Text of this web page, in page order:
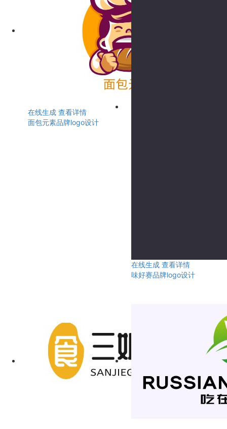
在线生成 查看详情
面包元素品牌logo设计
在线生成 查看详情
味好赛品牌logo设计